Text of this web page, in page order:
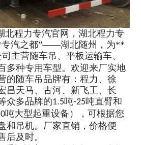
北程力专汽官网，湖北程力专
专汽之都”——湖北随州，为**
主营随车吊、平板运输车、
多种专用车型。欢迎来厂实地
的随车吊品牌有：程力、徐
昌天马、古河、新飞工、长
众多品牌的1.5吨-25吨直臂和
吨大型起重设备），可根据您
和吊机。厂家直销，价格便
后及时。